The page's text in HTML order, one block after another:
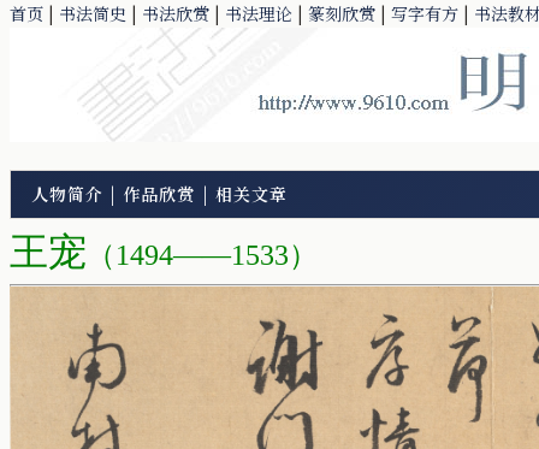
首页 | 书法简史 | 书法欣赏 | 书法理论 | 篆刻欣赏 | 写字有方 | 书法教
人物简介 | 作品欣赏 | 相关文章
王宠 （1494——1533）